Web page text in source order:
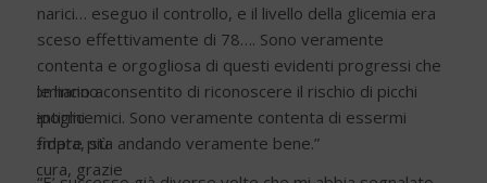
narici… eseguo il controllo, e il livello della glicemia era
sceso effettivamente di 78…. Sono veramente
contenta e orgogliosa di questi evidenti progressi che
le hanno consentito di riconoscere il rischio di picchi
ipoglicemici. Sono veramente contenta di essermi
fidata, sta andando veramente bene.”
Comincio a
sentirmi
sempre più
sicura, grazie